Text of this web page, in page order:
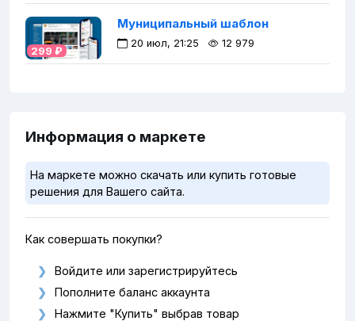
299 ₽
Муниципальный шаблон
20 июл, 21:25 12 979
Информация о маркете
На маркете можно скачать или купить готовые
решения для Вашего сайта.
Как совершать покупки?
Войдите или зарегистрируйтесь
Пополните баланс аккаунта
Нажмите "Купить" выбрав товар